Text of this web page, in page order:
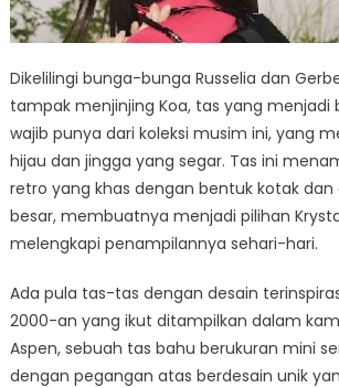
Dikelilingi bunga-bunga Russelia dan
tampak menjinjing Koa, tas yang menjadi
wajib punya dari koleksi musim ini, yang
hijau dan jingga yang segar. Tas ini
retro yang khas dengan bentuk kotak dan
besar, membuatnya menjadi pilihan
melengkapi penampilannya sehari-hari.
Ada pula tas-tas dengan desain
2000-an yang ikut ditampilkan dalam
Aspen, sebuah tas bahu berukuran mini
dengan pegangan atas berdesain unik